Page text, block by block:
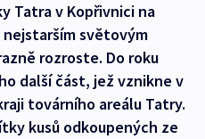
Tatra v Kopřivnici na
světovým
rozroste. Do roku
další část, jež vznikne v
továrního areálu Tatry.
kusů odkoupených ze